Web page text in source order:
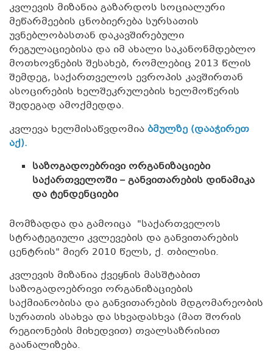
კვლევის მიზანია გაზარდოს სოციალური
მეწარმეების ცნობიერება სურსათის
უვნებლობასთან დაკავშირებული
რეგულაციებისა და იმ ახალი საკანონმდებლო
მოთხოვნების შესახებ, რომლებიც 2013 წლის
შემდეგ, საქართველოს ევროპის კავშირთან
ასოცირების ხელშეკრულების ხელმოწერის
შედეგად ამოქმედდა.
კვლევა ხელმისაწვდომია ბმულზე (დააჭირეთ
აქ).
საზოგადოებრივი ორგანიზაციები
საქართველოში – განვითარების დინამიკა
და ტენდენციები
მომზადდა და გამოიცა "საქართველოს
სტრატეგიული კვლევების და განვითარების
ცენტრის" მიერ 2010 წელს, ქ. თბილისი.
კვლევის მიზანია ქვეყნის მასშტაბით
საზოგადოებრივი ორგანიზაციების
საქმიანობისა და განვითარების მდგომარეობის
სურათის ასახვა და სხვადასხვა (მათ შორის
რეგიონების მიხედვით) თვალსაზრისით
გაანალიზება.